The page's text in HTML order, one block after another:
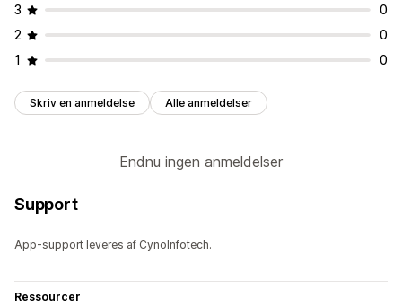
3
0
2
0
1
0
Skriv en anmeldelse Alle anmeldelser
Endnu ingen anmeldelser
Support
App-support leveres af CynoInfotech.
Ressourcer